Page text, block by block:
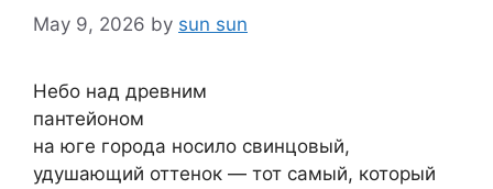
May 9, 2026 by sun sun
Небо над древним
пантейоном
на юге города носило свинцовый,
удушающий оттенок — тот самый, который